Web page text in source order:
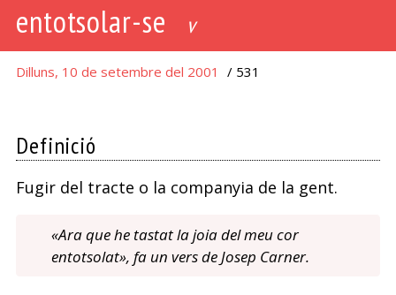
entotsolar-se v
Dilluns, 10 de setembre del 2001 / 531
Definició
Fugir del tracte o la companyia de la gent.
«Ara que he tastat la joia del meu cor
entotsolat», fa un vers de Josep Carner.
se